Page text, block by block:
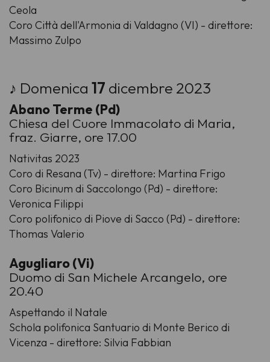
Ceola
Coro Città dell'Armonia di Valdagno (VI) - direttore:
Massimo Zulpo
♪ Domenica 17 dicembre 2023
Abano Terme (Pd)
Chiesa del Cuore Immacolato di Maria,
fraz. Giarre, ore 17.00
Nativitas 2023
Coro di Resana (Tv) - direttore: Martina Frigo
Coro Bicinum di Saccolongo (Pd) - direttore:
Veronica Filippi
Coro polifonico di Piove di Sacco (Pd) - direttore:
Thomas Valerio
Agugliaro (Vi)
Duomo di San Michele Arcangelo, ore
20.40
Aspettando il Natale
Schola polifonica Santuario di Monte Berico di
Vicenza - direttore: Silvia Fabbian